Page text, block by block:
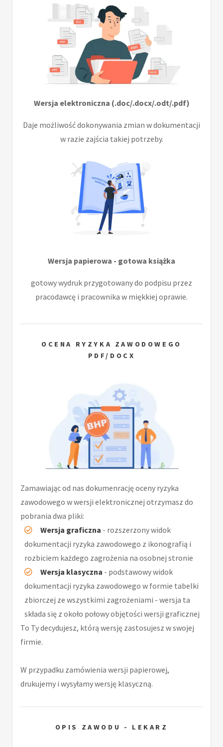
Wersja elektroniczna (.doc/.docx/.odt/.pdf)
Daje możliwość dokonywania zmian w dokumentacji
w razie zajścia takiej potrzeby.
Wersja papierowa - gotowa książka
gotowy wydruk przygotowany do podpisu przez
pracodawcę i pracownika w miękkiej oprawie.
OCENA RYZYKA ZAWODOWEGO
PDF/DOCX
Zamawiając od nas dokumenrację oceny ryzyka
zawodowego w wersji elektronicznej otrzymasz do
pobrania dwa pliki:
Wersja graficzna - rozszerzony widok
dokumentacji ryzyka zawodowego z ikonografią i
rozbiciem każdego zagrożenia na osobnej stronie
Wersja klasyczna - podstawowy widok
dokumentacji ryzyka zawodowego w formie tabelki
zbiorczej ze wszystkimi zagrożeniami - wersja ta
składa się z około połowy objętości wersji graficznej
To Ty decydujesz, którą wersję zastosujesz w swojej
firmie.
W przypadku zamówienia wersji papierowej,
drukujemy i wysyłamy wersję klasyczną.
OPIS ZAWODU - LEKARZ